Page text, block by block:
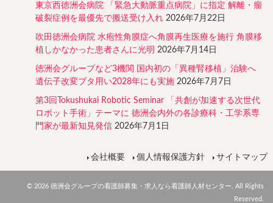
東京西徳洲会病院 「緊急大動脈重点病院」に指定 解離・瘤
破裂症例を最優先で搬送受け入れ 2026年7月22日
吹田徳洲会病院 水疱性角膜症へ角膜再生医療を施行 角膜移
植しかなかった患者さんに光明 2026年7月14日
徳洲会グループなど3機関 国内初の「異種腎移植」治験へ
遺伝子改変ブタ用い2028年にも実施 2026年7月7日
第3回Tokushukai Robotic Seminar 「共創が加速する次世代
ロボット手術」テーマに 徳洲会内外の各診療科・工学系専
門家が最新知見発信 2026年7月1日
会社概要 個人情報保護方針 サイトマップ
© 2026 徳洲会グループの看護師募集・求人なら看護師人材センター. All Rights
Reserved.